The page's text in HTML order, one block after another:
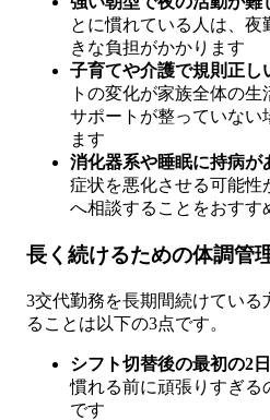
とに慣れている人は、
きな負担がかかります
子育てや介護で規則正し
トの変化が家族全体の
サポートが整っていない
ます
消化器系や睡眠に持病が
症状を悪化させる可能性
へ相談することをおすす
長く続けるための体調管
3交代勤務を長期間続けている
ることは以下の3点です。
シフト切替後の最初の2
慣れる前に頑張りすぎる
です